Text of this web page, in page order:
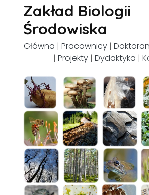
Zakład Biologii
Środowiska
Główna | Pracownicy |
| Projekty| Dydaktyka |